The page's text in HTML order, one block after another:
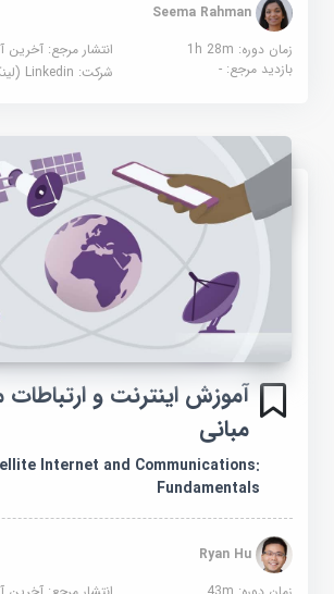
Seema Rahman
زمان دوره: 1h 28m
انتشار مرجع:آخرین
بازدید مرجع:- شرکت:Linkedin (لینکدین)
آموزش اینترنت و ارتباطات
مبانی
Internet and Communications:
Fundamentals
Ryan Hu